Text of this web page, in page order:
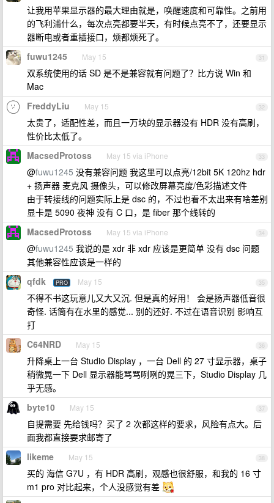
让我用苹果显示器的最大理由就是，唤醒速度和可靠性。之前用
的飞利浦什么，每次点亮都要半天，有时候点亮不了，还要显示
器断电或者重插接口，烦都烦死了。
31
fuwu1245 May 15
双系统使用的话 SD 是不是兼容就有问题了？比方说 Win 和
Mac
32
FreddyLiu May 15
太贵了，适配性差，而且一万块的显示器没有 HDR 没有高刷，
性价比太低了。
33
MacsedProtoss May 15 via iPhone
@fuwu1245 没有兼容问题 我这里可以点亮/12bit 5K 120hz hdr
+ 扬声器 麦克风 摄像头，可以修改屏幕亮度/色彩描述文件
由于转接线的问题实际上是 dsc 的，不过也看不太出来有啥差别
显卡是 5090 夜神 没有 C 口，是 fiber 那个线转的
34
MacsedProtoss May 15 via iPhone
@fuwu1245 我说的是 xdr 非 xdr 应该是更简单 没有 dsc 问题
其他兼容性应该是一样的
35
qfdk PRO May 15
不得不书这玩意儿又大又沉. 但是真的好用！ 会是扬声器低音很
奇怪. 话筒有在水里的感觉... 别的还好. 不过在语音识别 影响互
打
36
C64NRD May 15
升降桌上一台 Studio Display ，一台 Dell 的 27 寸显示器，桌子
稍微晃一下 Dell 显示器能骂骂咧咧的晃三下，Studio Display 几
乎无感。
37
byte10 May 15
自提需要 先给钱吗？买了 2 次都这样的要求，风险有点大。后
面我都直接要求邮寄了
38
likeme May 15
买的 海信 G7U ，有 HDR 高刷，观感也很舒服，和我的 16 寸
m1 pro 对比起来，个人没感觉有差